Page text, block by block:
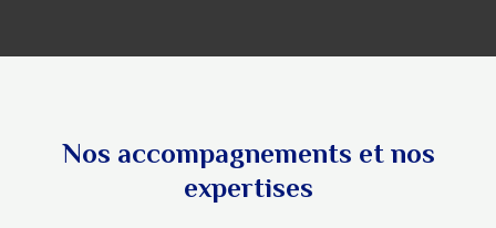
Nos accompagnements et nos
expertises